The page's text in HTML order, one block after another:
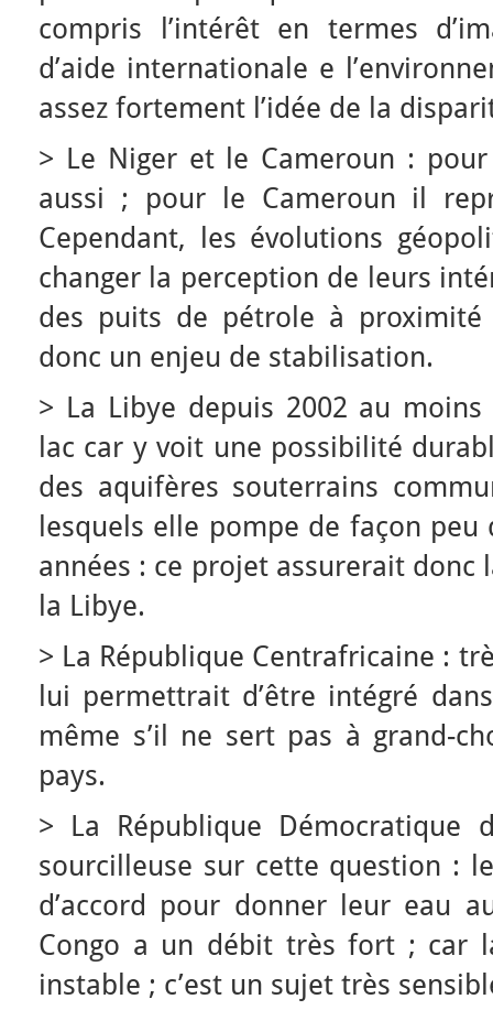
compris l’intérêt en termes
d’aide internationale e
assez fortement l’idée de la
> Le Niger et le Cameroun :
aussi ; pour le Cameroun il
Cependant, les évolutions
changer la perception de leurs
des puits de pétrole à
donc un enjeu de stabilisation.
> La Libye depuis 2002 au moins
lac car y voit une possibilité
des aquifères souterrains
lesquels elle pompe de façon
années : ce projet assurerait
la Libye.
> La République Centrafricaine :
lui permettrait d’être intégré
même s’il ne sert pas à grand-
pays.
> La République Démocratique
sourcilleuse sur cette question :
d’accord pour donner leur eau
Congo a un débit très fort ; car
instable ; c’est un sujet très